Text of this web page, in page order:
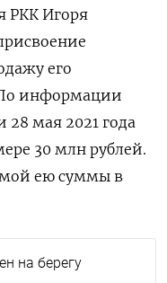
РКК Игоря
его
информации
28 мая 2021 года
30 млн рублей.
ею суммы в
на берегу